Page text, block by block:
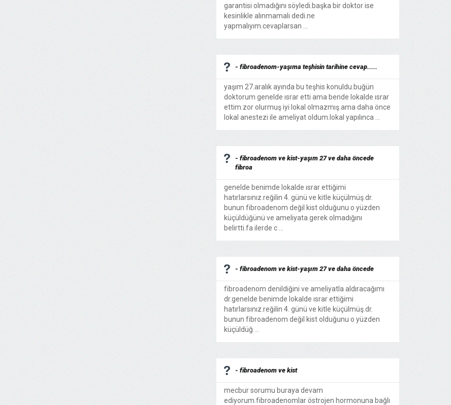
garantisi olmadığını söyledi.başka bir doktor ise
kesinlikle alınmamalı dedi.ne
yapmalıyım.cevaplarsan ...
- fibroadenom-yaşıma teşhisin tarihine cevap.....
yaşım 27.aralık ayında bu teşhis konuldu.buğün
doktorum genelde ısrar etti ama bende lokalde ısrar
ettim.zor olurmuş iyi lokal olmazmış.ama daha önce
lokal anestezi ile ameliyat oldum.lokal yapılınca ...
- fibroadenom ve kist-yaşım 27 ve daha öncede
fibroa
genelde benimde lokalde ısrar ettiğimi
hatırlarsınız.reğilin 4. günü ve kitle küçülmüş.dr.
bunun fibroadenom değil kist olduğunu o yüzden
küçüldüğünü ve ameliyata gerek olmadığını
belirtti.fa ilerde c ...
- fibroadenom ve kist-yaşım 27 ve daha öncede
fibroadenom denildiğini ve ameliyatla aldıracağımı
dr.genelde benimde lokalde ısrar ettiğimi
hatırlarsınız.reğilin 4. günü ve kitle küçülmüş.dr.
bunun fibroadenom değil kist olduğunu o yüzden
küçüldüğ ...
- fibroadenom ve kist
mecbur sorumu buraya devam
ediyorum.fibroadenomlar östrojen hormonuna bağlı